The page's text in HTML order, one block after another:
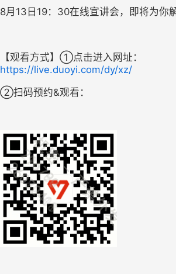
8月13日19：30在线宣讲会，即将为你解
【观看方式】①点击进入网址：
https://live.duoyi.com/dy/xz/
②扫码预约&观看：